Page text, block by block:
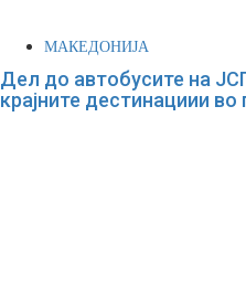
МАКЕДОНИЈА
Дел до автобусите на
крајните дестинациии